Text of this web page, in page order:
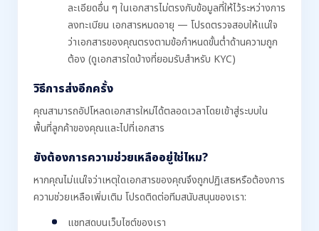
ละเอียดอื่น ๆ ในเอกสารไม่ตรงกับข้อมูลที่ให้ไว้ระหว่างการ
ลงทะเบียน เอกสารหมดอายุ — โปรดตรวจสอบให้แน่ใจ
ว่าเอกสารของคุณตรงตามข้อกำหนดขั้นต่ำด้านความถูก
ต้อง (ดูเอกสารใดบ้างที่ยอมรับสำหรับ KYC)
วิธีการส่งอีกครั้ง
คุณสามารถอัปโหลดเอกสารใหม่ได้ตลอดเวลาโดยเข้าสู่ระบบใน
พื้นที่ลูกค้าของคุณและไปที่เอกสาร
ยังต้องการความช่วยเหลืออยู่ใช่ไหม?
หากคุณไม่แน่ใจว่าเหตุใดเอกสารของคุณจึงถูกปฏิเสธหรือต้องการ
ความช่วยเหลือเพิ่มเติม โปรดติดต่อทีมสนับสนุนของเรา:
แชทสดบนเว็บไซต์ของเรา